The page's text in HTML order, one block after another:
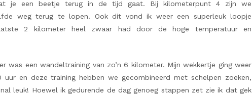
je een beetje terug in de tijd gaat. Bij kilometerpunt 4 zijn we
weg terug te lopen. Ook dit vond ik weer een superleuk loopje
2 kilometer heel zwaar had door de hoge temperatuur en
was een wandeltraining van zo’n 6 kilometer. Mijn wekkertje ging weer
en deze training hebben we gecombineerd met schelpen zoeken,
leuk! Hoewel ik gedurende de dag genoeg stappen zet zie ik dat gek